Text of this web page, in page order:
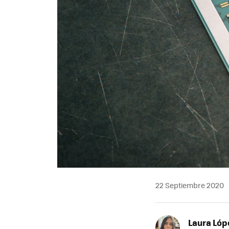
22 Septiembre 2020
Laura